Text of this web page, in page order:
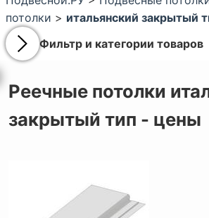
потолки > итальянский закрытый
Фильтр и категории товаров
Реечные потолки
закрытый тип - цены